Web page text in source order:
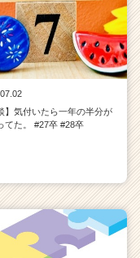
】気付いたら一年の半分が
てた。 #27卒 #28卒